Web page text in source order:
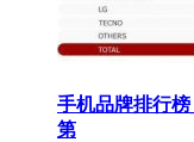
手机品牌排行
第